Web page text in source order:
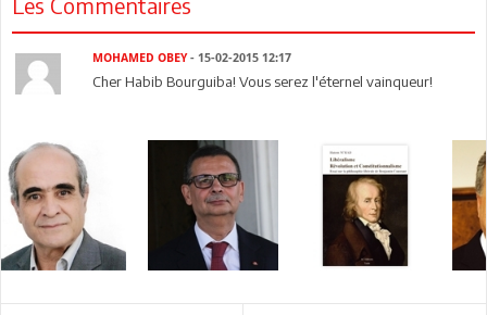
MOHAMED OBEY- 15-02-2015 12:17
Cher Habib Bourguiba! Vous serez l'éternel vainqueur!